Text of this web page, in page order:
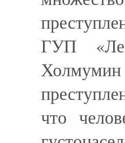
ГУП
что